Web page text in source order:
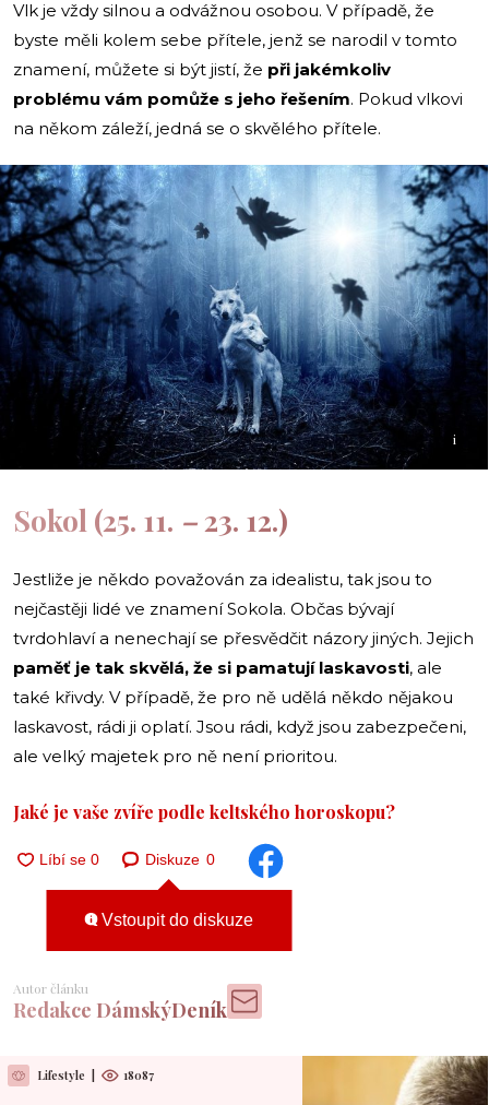
Vlk je vždy silnou a odvážnou osobou. V případě, že
byste měli kolem sebe přítele, jenž se narodil v tomto
znamení, můžete si být jistí, že při jakémkoliv
problému vám pomůže s jeho řešením. Pokud vlkovi
na někom záleží, jedná se o skvělého přítele.
i
Sokol (25. 11. – 23. 12.)
Jestliže je někdo považován za idealistu, tak jsou to
nejčastěji lidé ve znamení Sokola. Občas bývají
tvrdohlaví a nenechají se přesvědčit názory jiných. Jejich
paměť je tak skvělá, že si pamatují laskavosti, ale
také křivdy. V případě, že pro ně udělá někdo nějakou
laskavost, rádi ji oplatí. Jsou rádi, když jsou zabezpečeni,
ale velký majetek pro ně není prioritou.
Jaké je vaše zvíře podle keltského horoskopu?
Diskuze 0
Vstoupit do diskuze
Autor článku
Redakce DámskýDeník
Lifestyle 18087